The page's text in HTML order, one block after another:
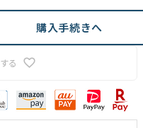
る
購入手続きへ